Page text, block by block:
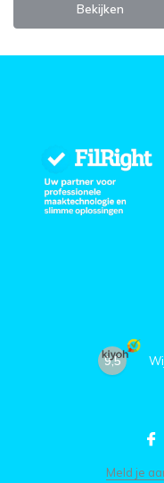
Bekijken
9,5
Meld je